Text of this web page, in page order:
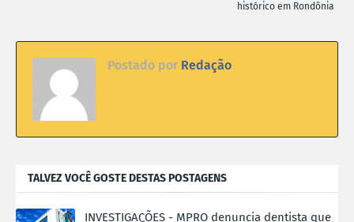
histórico em Rondônia
Postado por Redação
TALVEZ VOCÊ GOSTE DESTAS POSTAGENS
INVESTIGAÇÕES - MPRO denuncia dentista que